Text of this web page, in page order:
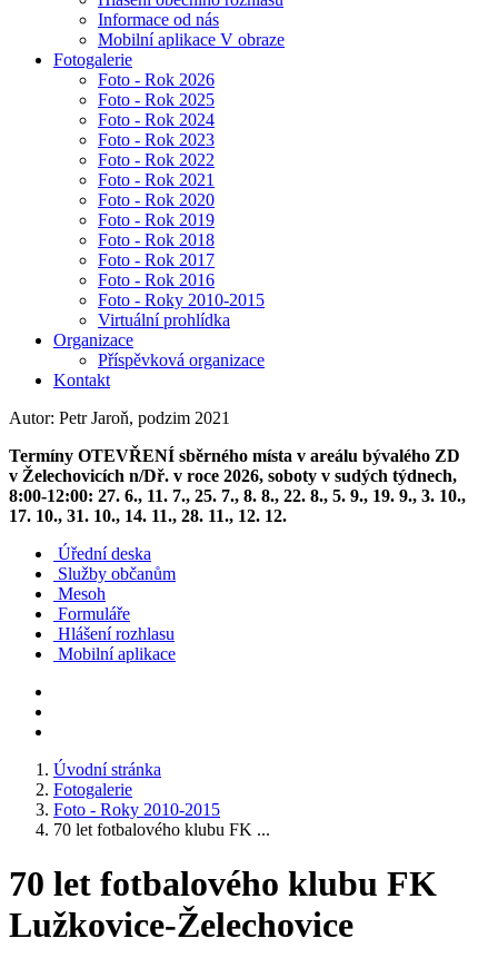
Informace od nás
Mobilní aplikace V obraze
Fotogalerie
Foto - Rok 2026
Foto - Rok 2025
Foto - Rok 2024
Foto - Rok 2023
Foto - Rok 2022
Foto - Rok 2021
Foto - Rok 2020
Foto - Rok 2019
Foto - Rok 2018
Foto - Rok 2017
Foto - Rok 2016
Foto - Roky 2010-2015
Virtuální prohlídka
Organizace
Příspěvková organizace
Kontakt
Autor: Petr Jaroň, podzim 2021
Termíny OTEVŘENÍ sběrného místa v areálu bývalého ZD
v Želechovicích n/Dř. v roce 2026, soboty v sudých týdnech,
8:00-12:00: 27. 6., 11. 7., 25. 7., 8. 8., 22. 8., 5. 9., 19. 9., 3. 10.,
17. 10., 31. 10., 14. 11., 28. 11., 12. 12.
Úřední deska
Služby občanům
Mesoh
Formuláře
Hlášení rozhlasu
Mobilní aplikace
Úvodní stránka
Fotogalerie
Foto - Roky 2010-2015
70 let fotbalového klubu FK ...
70 let fotbalového klubu FK
Lužkovice-Želechovice